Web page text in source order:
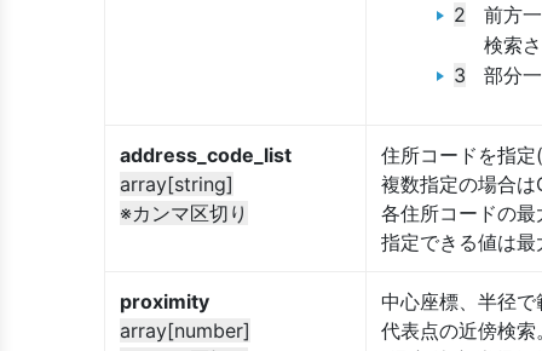
2
前方
検索
3
部分
address_code_list
array[string]
※カンマ区切り
住所コードを指
複数指定の場合
各住所コードの
指定できる値は
proximity
array[number]
中心座標、半径で
代表点の近傍検索